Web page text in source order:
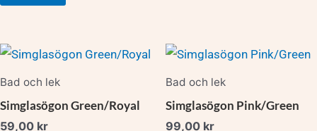
Bad och lek
Simglasögon Green/Royal
59,00 kr
Bad och lek
Simglasögon Pink/Green
99,00 kr